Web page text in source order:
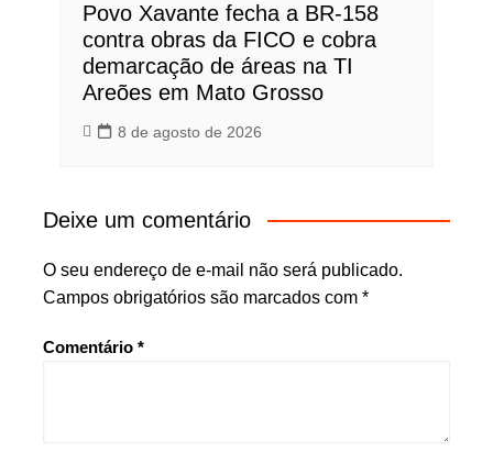
Povo Xavante fecha a BR-158
contra obras da FICO e cobra
demarcação de áreas na TI
Areões em Mato Grosso
8 de agosto de 2026
Deixe um comentário
O seu endereço de e-mail não será publicado.
Campos obrigatórios são marcados com *
Comentário *